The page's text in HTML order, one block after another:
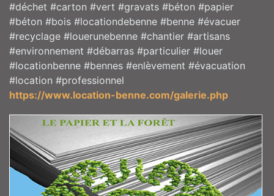
#déchet #carton #vert #gravats #béton #papier
#béton #bois #locationdebenne #benne #évacuer
#recyclage #louerunebenne #chantier #artisans
#environnement #débarras #particulier #louer
#locationbenne #bennes #enlèvement #évacuation
#location #professionnel
https://www.location-benne.com/galerie.php